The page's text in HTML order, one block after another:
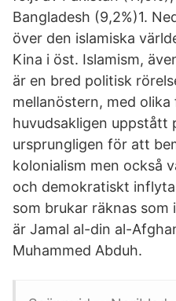
Bangladesh (9,2%)1.
över den islamiska
Kina i öst. Islamism,
är en bred politisk
mellanöstern, med
huvudsakligen uppstått
ursprungligen för att
kolonialism men också
och demokratiskt
som brukar räknas som
är Jamal al-din al-
Muhammed Abduh.